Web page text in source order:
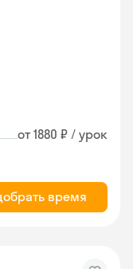
от 1880 ₽ / урок
время